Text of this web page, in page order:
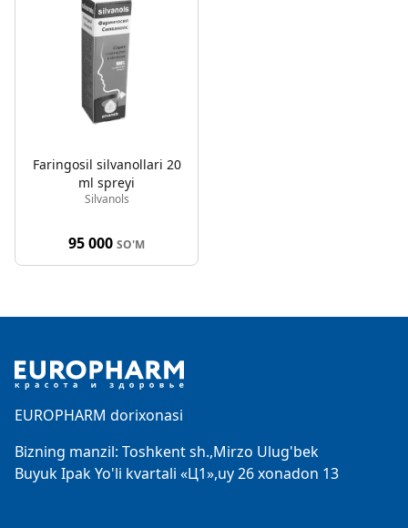
Faringosil silvanollari 20
ml spreyi
Silvanols
95 000 SO'M
EUROPHARM dorixonasi
Bizning manzil: Toshkent sh.,Mirzo Ulug'bek
Buyuk Ipak Yo'li kvartali «Ц1»,uy 26 xonadon 13